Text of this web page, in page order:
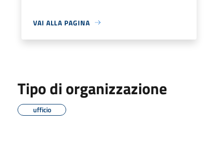
VAI ALLA PAGINA
Tipo di organizzazione
ufficio